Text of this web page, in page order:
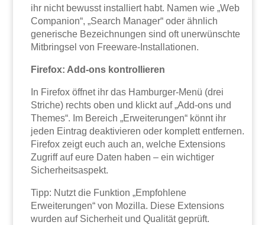
ihr nicht bewusst installiert habt. Namen wie „Web
Companion“, „Search Manager“ oder ähnlich
generische Bezeichnungen sind oft unerwünschte
Mitbringsel von Freeware-Installationen.
Firefox: Add-ons kontrollieren
In Firefox öffnet ihr das Hamburger-Menü (drei
Striche) rechts oben und klickt auf „Add-ons und
Themes“. Im Bereich „Erweiterungen“ könnt ihr
jeden Eintrag deaktivieren oder komplett entfernen.
Firefox zeigt euch auch an, welche Extensions
Zugriff auf eure Daten haben – ein wichtiger
Sicherheitsaspekt.
Tipp: Nutzt die Funktion „Empfohlene
Erweiterungen“ von Mozilla. Diese Extensions
wurden auf Sicherheit und Qualität geprüft.